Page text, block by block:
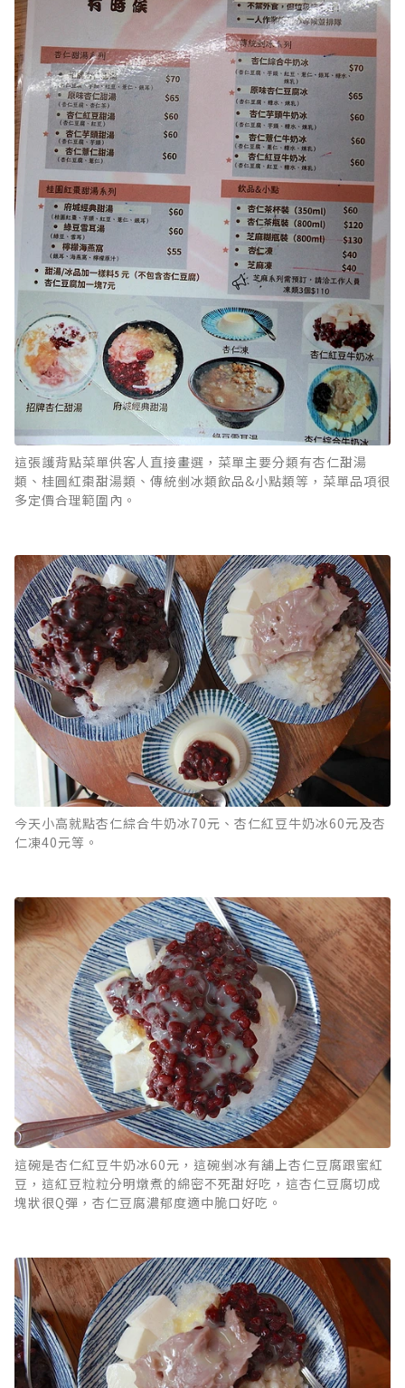
這張護背點菜單供客人直接畫選，菜單主要分類有杏仁甜湯
類、桂圓紅棗甜湯類、傳統剉冰類飲品&小點類等，菜單品項很
多定價合理範圍內。
今天小高就點杏仁綜合牛奶冰70元、杏仁紅豆牛奶冰60元及杏
仁凍40元等。
這碗是杏仁紅豆牛奶冰60元，這碗剉冰有舖上杏仁豆腐跟蜜紅
豆，這紅豆粒粒分明燉煮的綿密不死甜好吃，這杏仁豆腐切成
塊狀很Q彈，杏仁豆腐濃郁度適中脆口好吃。